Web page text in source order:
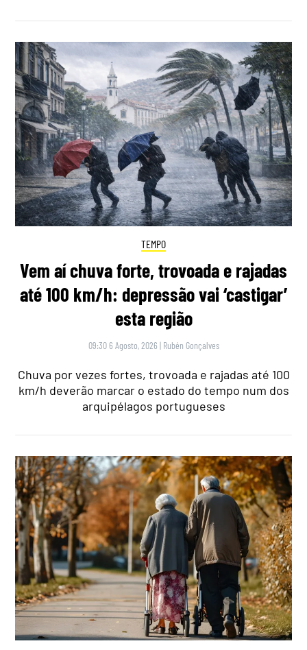
TEMPO
Vem aí chuva forte, trovoada e rajadas
até 100 km/h: depressão vai ‘castigar’
esta região
09:30 6 Agosto, 2026 | Rubén Gonçalves
Chuva por vezes fortes, trovoada e rajadas até 100
km/h deverão marcar o estado do tempo num dos
arquipélagos portugueses